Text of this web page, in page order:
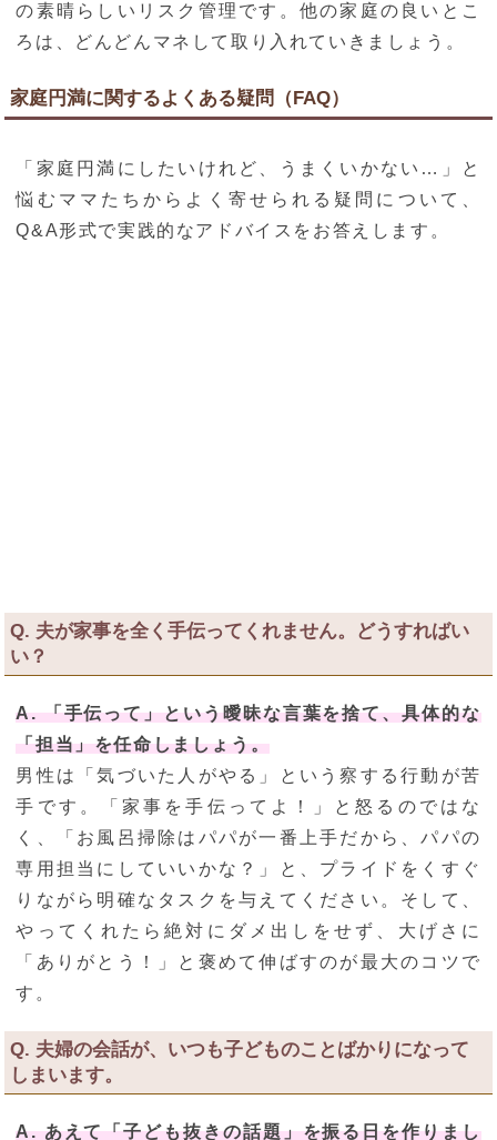
の素晴らしいリスク管理です。他の家庭の良いとこ
ろは、どんどんマネして取り入れていきましょう。
家庭円満に関するよくある疑問（FAQ）
「家庭円満にしたいけれど、うまくいかない…」と
悩むママたちからよく寄せられる疑問について、
Q&A形式で実践的なアドバイスをお答えします。
Q. 夫が家事を全く手伝ってくれません。どうすればい
い？
A. 「手伝って」という曖昧な言葉を捨て、具体的な
「担当」を任命しましょう。
男性は「気づいた人がやる」という察する行動が苦
手です。「家事を手伝ってよ！」と怒るのではな
く、「お風呂掃除はパパが一番上手だから、パパの
専用担当にしていいかな？」と、プライドをくすぐ
りながら明確なタスクを与えてください。そして、
やってくれたら絶対にダメ出しをせず、大げさに
「ありがとう！」と褒めて伸ばすのが最大のコツで
す。
Q. 夫婦の会話が、いつも子どものことばかりになって
しまいます。
A. あえて「子ども抜きの話題」を振る日を作りまし